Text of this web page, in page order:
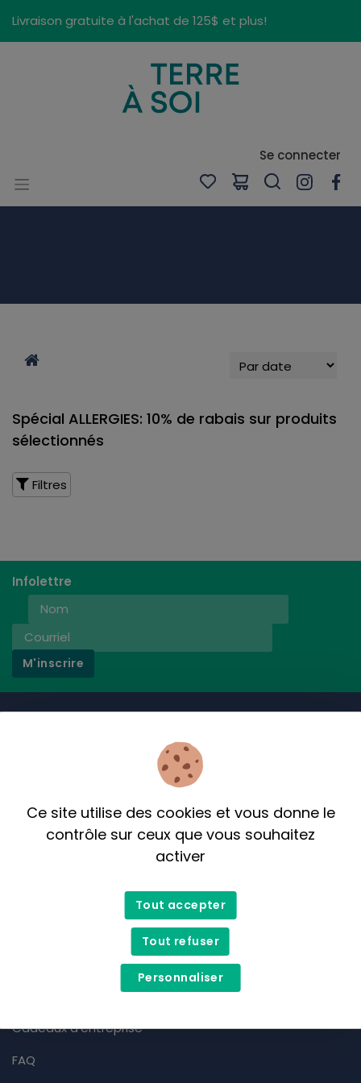
Livraison gratuite à l'achat de 125$ et plus!
Se connecter
Spécial ALLERGIES: 10% de rabais sur produits
sélectionnés
Filtres
Infolettre
M'inscrire
3029-B, boul. Curé-Labelle, Prévost
Heures d'ouverture - Nous joindre
Cadeaux d'entreprise
FAQ
Ce site utilise des cookies et vous donne le
contrôle sur ceux que vous souhaitez
activer
Tout accepter
Tout refuser
Personnaliser